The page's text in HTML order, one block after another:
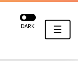
☰
DARK